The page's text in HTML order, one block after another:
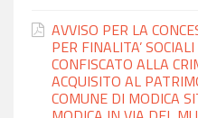
AVVISO PER LA
PER FINALITA’
CONFISCATO ALLA
ACQUISITO AL
COMUNE DI MODICA